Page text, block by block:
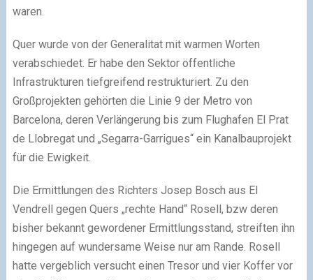
waren.
Quer wurde von der Generalitat mit warmen Worten
verabschiedet. Er habe den Sektor öffentliche
Infrastrukturen tiefgreifend restrukturiert. Zu den
Großprojekten gehörten die Linie 9 der Metro von
Barcelona, deren Verlängerung bis zum Flughafen El Prat
de Llobregat und „Segarra-Garrigues“ ein Kanalbauprojekt
für die Ewigkeit.
Die Ermittlungen des Richters Josep Bosch aus El
Vendrell gegen Quers „rechte Hand“ Rosell, bzw deren
bisher bekannt gewordener Ermittlungsstand, streiften ihn
hingegen auf wundersame Weise nur am Rande. Rosell
hatte vergeblich versucht einen Tresor und vier Koffer vor